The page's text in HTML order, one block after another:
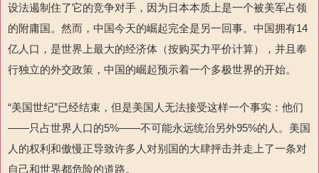
设法遏制住了它的竞争对手，因为日本本质上是一个被美军占领
的附庸国。然而，中国今天的崛起完全是另一回事。中国拥有14
亿人口，是世界上最大的经济体（按购买力平价计算），并且奉
行独立的外交政策，中国的崛起预示着一个多极世界的开始。
“美国世纪”已经结束，但是美国人无法接受这样一个事实：他们
——只占世界人口的5%——不可能永远统治另外95%的人。美国
人的权利和傲慢正导致许多人对别国的大肆抨击并走上了一条对
自己和世界都危险的道路。